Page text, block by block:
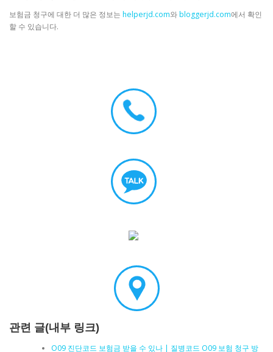
보험금 청구에 대한 더 많은 정보는 helperjd.com와bloggerjd.com에서 확인
할 수 있습니다.
관련 글(내부 링크)
O09 진단코드 보험금 받을 수 있나 | 질병코드 O09 보험 청구 방